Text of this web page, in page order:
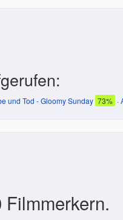
und Tod - Gloomy Sunday 73% ·
Filmmerkern.